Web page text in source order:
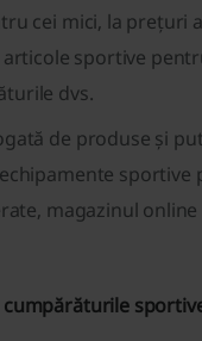
cei mici, la prețuri
sportive
dvs.
de produse și
magazinul